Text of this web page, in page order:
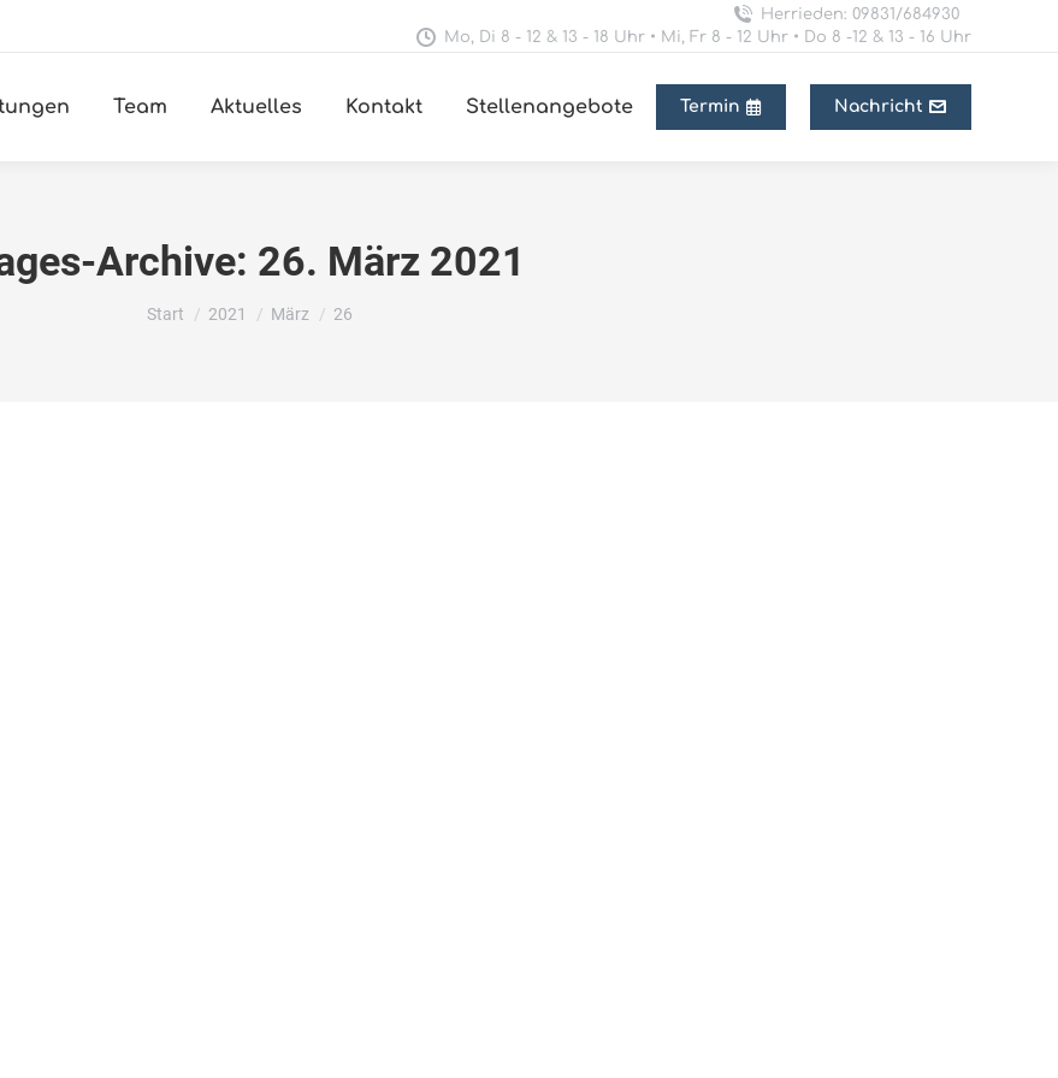
Herrieden: 09831/684930
Mo, Di 8 - 12 & 13 - 18 Uhr • Mi, Fr 8 - 12 Uhr • Do 8 -12 & 13 - 16 Uhr
Team Aktuelles Kontakt Stellenangebote Termin Nachricht
Archive: 26. März 2021
Sie befinden sich hier:
Start 2021 März 26